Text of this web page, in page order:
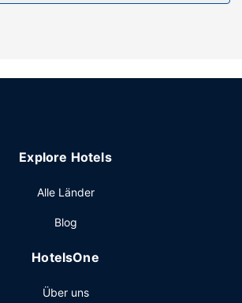
Wellnessbereich, der Massagen,
ein Businesscenter, ein
(rund um die Uhr) ist kostenpflichtig;
Explore Hotels
Alle Länder
Blog
HotelsOne
Über uns